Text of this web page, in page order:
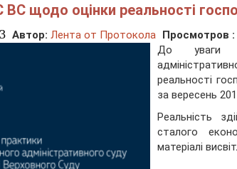
щодо оцінки реальності
Автор: Лента от Протокола Просмотров :
До уваги
реальності
за вересень
Реальність
сталого
матеріалі